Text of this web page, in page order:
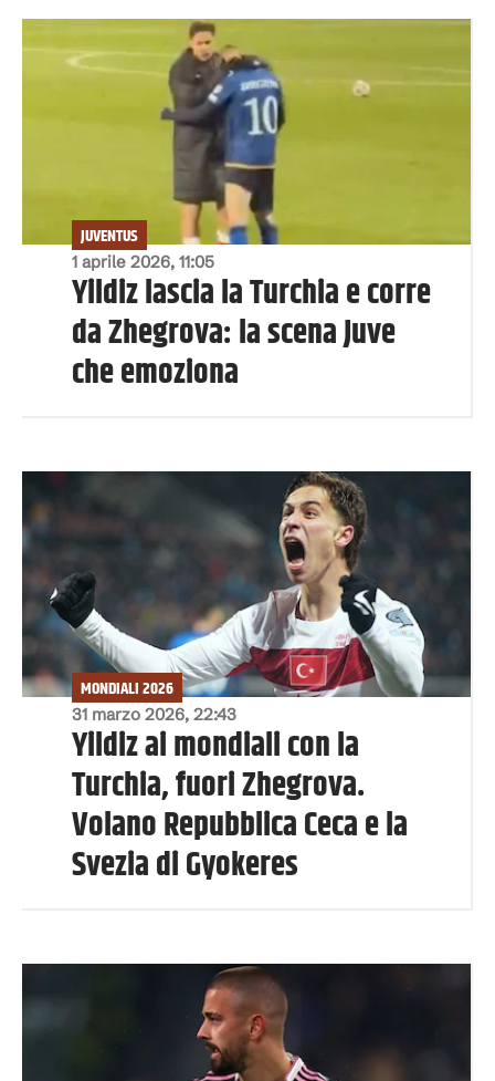
1 aprile 2026, 11:05
JUVENTUS
Yildiz lascia la Turchia e corre
da Zhegrova: la scena Juve
che emoziona
31 marzo 2026, 22:43
MONDIALI 2026
Yildiz ai mondiali con la
Turchia, fuori Zhegrova.
Volano Repubblica Ceca e la
Svezia di Gyokeres